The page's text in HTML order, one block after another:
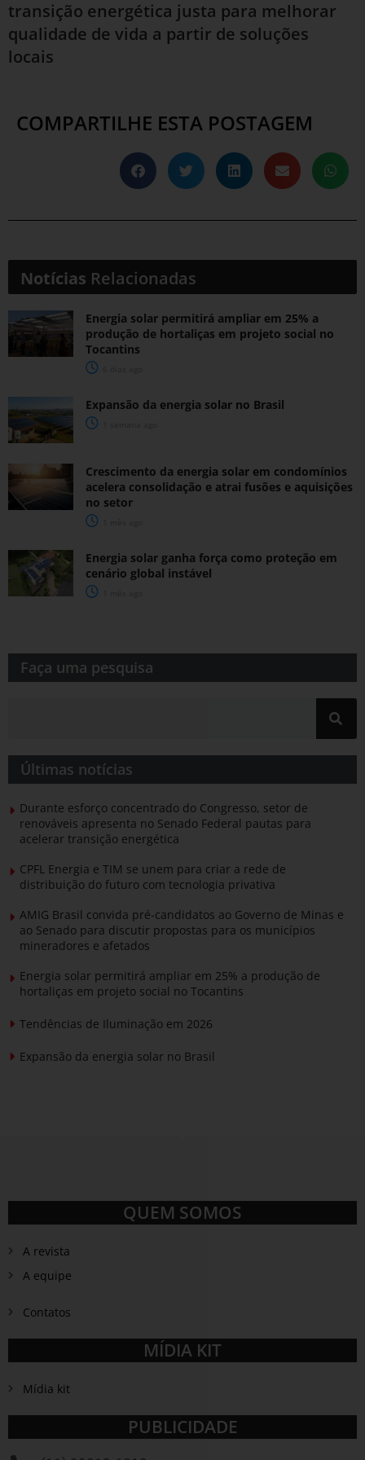
transição energética justa para melhorar
qualidade de vida a partir de soluções
locais
COMPARTILHE ESTA POSTAGEM
Notícias Relacionadas
Energia solar permitirá ampliar em 25% a
produção de hortaliças em projeto social no
Tocantins
Expansão da energia solar no Brasil
Crescimento da energia solar em condomínios
acelera consolidação e atrai fusões e aquisições
no setor
Energia solar ganha força como proteção em
cenário global instável
Faça uma pesquisa​​
Últimas notícias
Durante esforço concentrado do Congresso, setor de
renováveis apresenta no Senado Federal pautas para
acelerar transição energética
CPFL Energia e TIM se unem para criar a rede de
distribuição do futuro com tecnologia privativa
AMIG Brasil convida pré-candidatos ao Governo de Minas e
ao Senado para discutir propostas para os municípios
mineradores e afetados
Energia solar permitirá ampliar em 25% a produção de
hortaliças em projeto social no Tocantins
Tendências de Iluminação em 2026
Expansão da energia solar no Brasil
QUEM SOMOS
A revista
A equipe
Contatos
MÍDIA KIT
Mídia kit
PUBLICIDADE